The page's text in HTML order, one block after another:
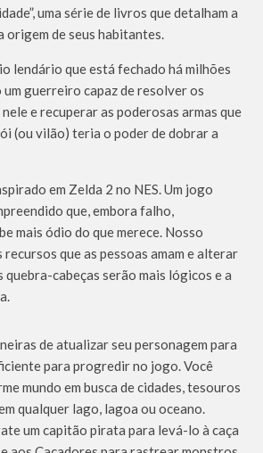
uma série de livros que detalham a
origem de seus habitantes.
lendário que está fechado há milhões
um guerreiro capaz de resolver os
e recuperar as poderosas armas que
(ou vilão) teria o poder de dobrar a
em Zelda 2 no NES. Um jogo
que, embora falho,
mais ódio do que merece. Nosso
que as pessoas amam e alterar
quebra-cabeças serão mais lógicos e a
de atualizar seu personagem para
para progredir no jogo. Você
mundo em busca de cidades, tesouros
qualquer lago, lagoa ou oceano.
um capitão pirata para levá-lo à caça